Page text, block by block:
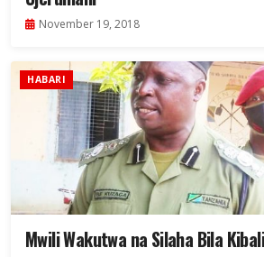
November 19, 2018
HABARI
Mwili Wakutwa na Silaha Bila